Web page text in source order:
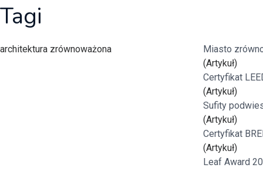
Wasze
Architektura
Prace
Pracownie
Tagi
architektura zrównoważona
Miasto
(Artykuł)
Certyfikat
(Artykuł)
Sufity
(Artykuł)
Certyfikat
(Artykuł)
Leaf Award